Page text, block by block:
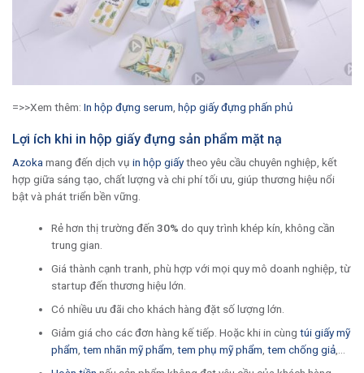
=>>Xem thêm: In hộp đựng serum hộp giấy đựng phấn phủ
Lợi ích khi in hộp giấy đựng sản phẩm mặt nạ
Azoka mang đến dịch vụ in hộp giấytheo yêu cầu chuyên nghiệp, kết
hợp giữa sáng tạo, chất lượng và chi phí tối ưu, giúp thương hiệu nổi
bật và phát triển bền vững.
Rẻ hơn thị trường đến 30% do quy trình khép kín, không cần
trung gian.
Giá thành cạnh tranh, phù hợp với mọi quy mô doanh nghiệp, từ
startup đến thương hiệu lớn.
Có nhiều ưu đãi cho khách hàng đặt số lượng lớn.
Giảm giá cho các đơn hàng kế tiếp. Hoặc khi in cùng túi giấy mỹ
phẩm tem nhãn mỹ phẩm tem phụ mỹ phẩm tem chống giả,…